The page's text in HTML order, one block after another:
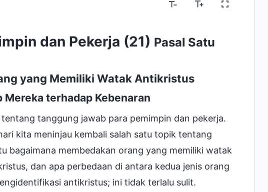
dan Pekerja (21) Pasal Satu
yang Memiliki Watak Antikristus
Mereka terhadap Kebenaran
tanggung jawab para pemimpin dan pekerja.
kita meninjau kembali salah satu topik tentang
bagaimana membedakan orang yang memiliki watak
dan apa perbedaan di antara kedua jenis orang
antikristus; ini tidak terlalu sulit.